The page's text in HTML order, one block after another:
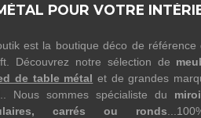
POUR VOTRE
est la boutique déco de référence
Découvrez notre sélection de
de table métal et de grandes
Nous sommes spécialiste du
carrés ou ronds